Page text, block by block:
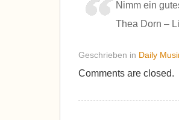
Nimm ein
Thea Dorn –
Geschrieben in Daily
Comments are closed.